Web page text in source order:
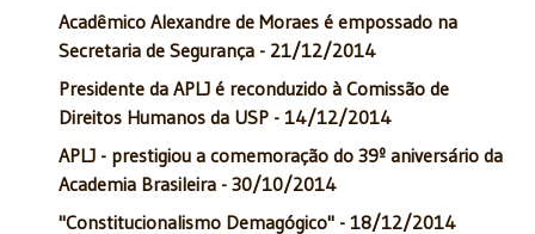
Acadêmico Alexandre de Moraes é empossado na
Secretaria de Segurança - 21/12/2014
Presidente da APLJ é reconduzido à Comissão de
Direitos Humanos da USP - 14/12/2014
APLJ - prestigiou a comemoração do 39º aniversário da
Academia Brasileira - 30/10/2014
"Constitucionalismo Demagógico" - 18/12/2014